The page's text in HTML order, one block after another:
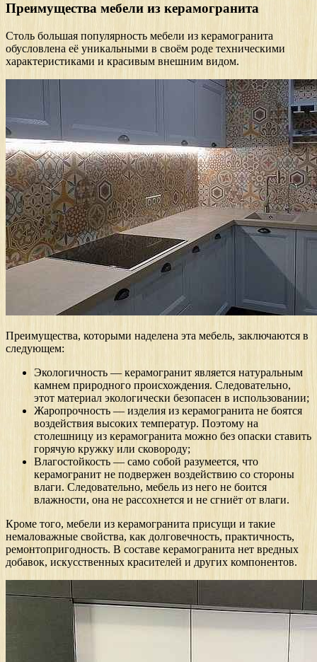
Преимущества мебели из керамогранита
Столь большая популярность мебели из керамогранита
обусловлена её уникальными в своём роде техническими
характеристиками и красивым внешним видом.
Преимущества, которыми наделена эта мебель, заключаются в
следующем:
Экологичность — керамогранит является натуральным
камнем природного происхождения. Следовательно,
этот материал экологически безопасен в использовании;
Жаропрочность — изделия из керамогранита не боятся
воздействия высоких температур. Поэтому на
столешницу из керамогранита можно без опаски ставить
горячую кружку или сковороду;
Влагостойкость — само собой разумеется, что
керамогранит не подвержен воздействию со стороны
влаги. Следовательно, мебель из него не боится
влажности, она не рассохнется и не сгниёт от влаги.
Кроме того, мебели из керамогранита присущи и такие
немаловажные свойства, как долговечность, практичность,
ремонтопригодность. В составе керамогранита нет вредных
добавок, искусственных красителей и других компонентов.